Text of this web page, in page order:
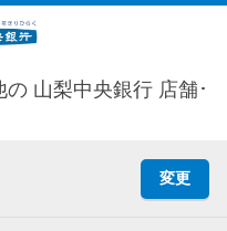
山梨中央銀行 店舗･
変更